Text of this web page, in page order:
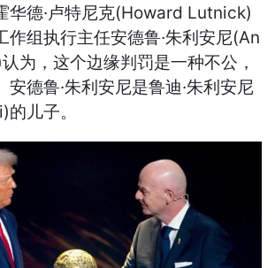
华德·卢特尼克(Howard Lutnick)
作组执行主任安德鲁·朱利安尼(An
为，这个边缘判罚是一种不公，
安德鲁·朱利安尼是鲁迪·朱利安尼
儿子。